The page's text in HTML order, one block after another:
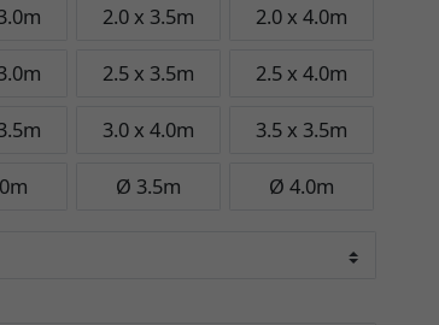
2.0 x 3.5m 2.0 x 4.0m
2.5 x 3.5m 2.5 x 4.0m
3.0 x 4.0m 3.5 x 3.5m
Ø 3.5m Ø 4.0m